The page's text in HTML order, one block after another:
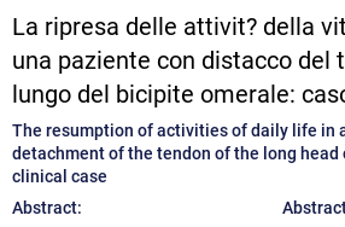
La ripresa delle attivit? della
una paziente con distacco del
lungo del bicipite omerale:
The resumption of activities of daily life in
detachment of the tendon of the long head
clinical case
Abstract: